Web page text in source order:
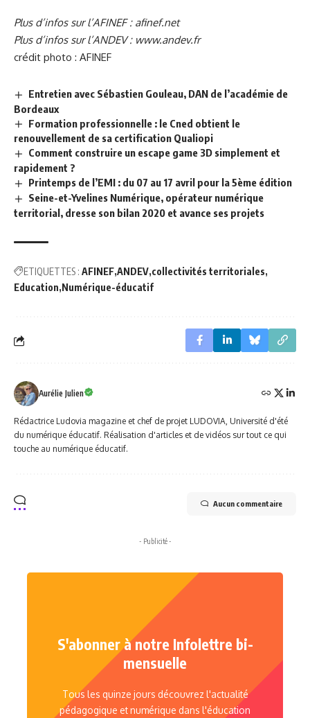
Plus d’infos sur l’AFINEF : afinef.net
Plus d’infos sur l’ANDEV : www.andev.fr
crédit photo : AFINEF
Entretien avec Sébastien Gouleau, DAN de l’académie de
Bordeaux
Formation professionnelle : le Cned obtient le
renouvellement de sa certification Qualiopi
Comment construire un escape game 3D simplement et
rapidement ?
Printemps de l’EMI : du 07 au 17 avril pour la 5ème édition
Seine-et-Yvelines Numérique, opérateur numérique
territorial, dresse son bilan 2020 et avance ses projets
ETIQUETTES : AFINEF ANDEV collectivités territoriales
Education Numérique-éducatif
Aurélie Julien
Rédactrice Ludovia magazine et chef de projet LUDOVIA, Université d'été
du numérique éducatif. Réalisation d'articles et de vidéos sur tout ce qui
touche au numérique éducatif.
Aucun commentaire
- Publicité -
S'abonner à notre Infolettre bi-
mensuelle
Tous les quinze jours découvrez l'actualité
pédagogique et numérique dans l'éducation